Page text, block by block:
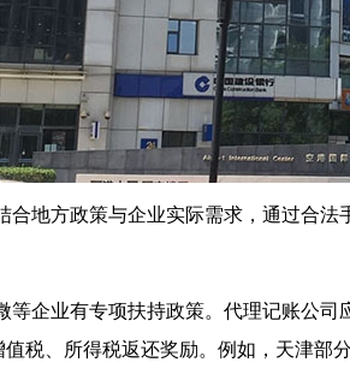
地方政策与企业实际需求，通过合法
企业有专项扶持政策。代理记账公
税、所得税返还奖励。例如，天津部